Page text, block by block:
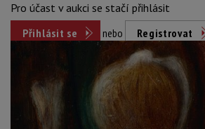
Pro účast v aukci se stačí přihlásit
Přihlásit se
nebo Registrovat